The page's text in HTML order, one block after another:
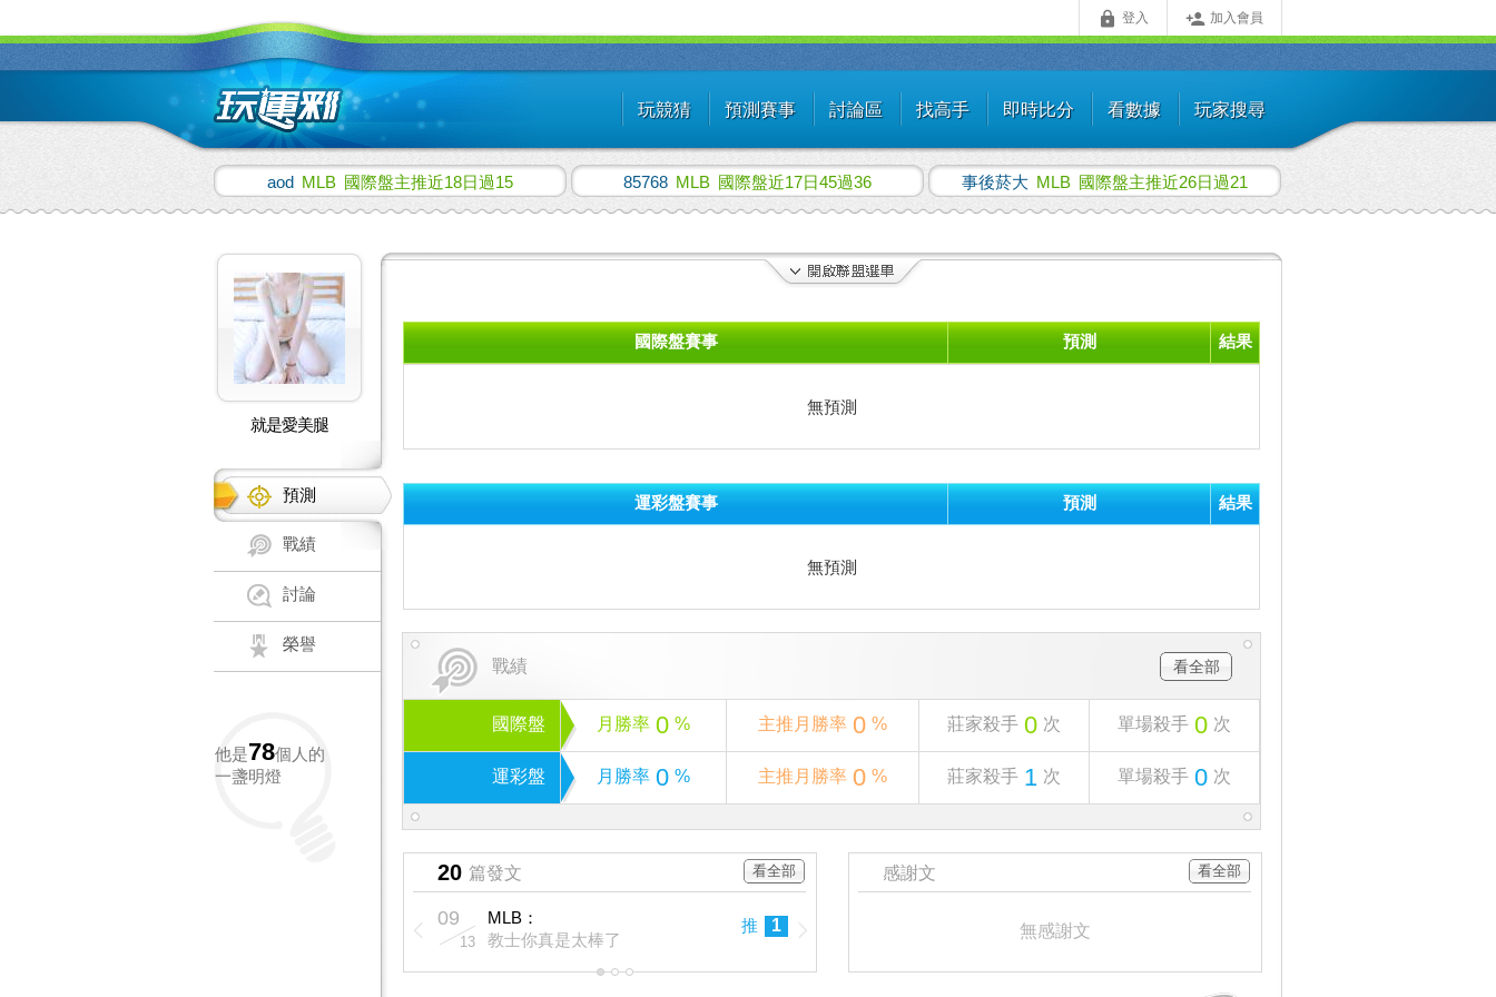
玩競猜 預測賽事 討論區 找高手 即時比分 看數據 玩家搜尋
 登入  加入會員
aod MLB 國際盤主推近18日過15 85768 MLB 國際盤近17日45過36 事後菸大 MLB 國際盤主推近26日過21
就是愛美腿
預測
戰績
討論
榮譽
他是78個人的
一盞明燈
國際盤賽事 預測 結果
無預測
運彩盤賽事 預測 結果
無預測
戰績 看全部
國際盤 月勝率 0 % 主推月勝率 0 % 莊家殺手 0 次 單場殺手 0 次
運彩盤 月勝率 0 % 主推月勝率 0 % 莊家殺手 1 次 單場殺手 0 次
20 篇發文 看全部
09
13
MLB：
教士你真是太棒了
推 1
感謝文 看全部
無感謝文